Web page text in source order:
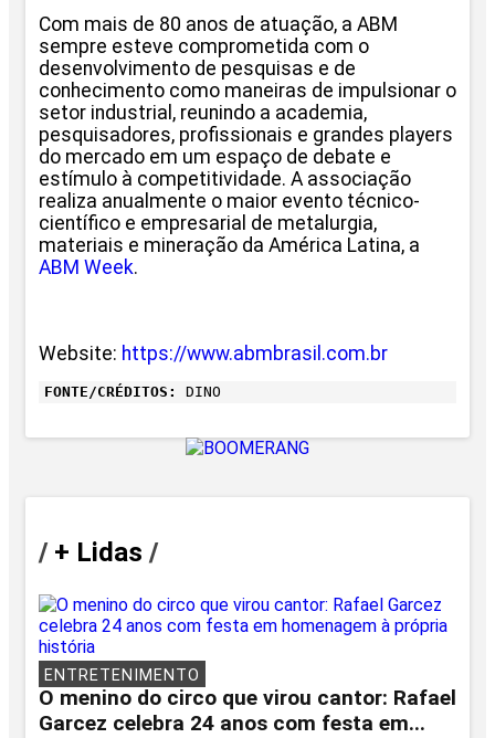
Com mais de 80 anos de atuação, a ABM
sempre esteve comprometida com o
desenvolvimento de pesquisas e de
conhecimento como maneiras de impulsionar o
setor industrial, reunindo a academia,
pesquisadores, profissionais e grandes players
do mercado em um espaço de debate e
estímulo à competitividade. A associação
realiza anualmente o maior evento técnico-
científico e empresarial de metalurgia,
materiais e mineração da América Latina, a
ABM Week.
Website: https://www.abmbrasil.com.br
FONTE/CRÉDITOS: DINO
/+ Lidas /
ENTRETENIMENTO
O menino do circo que virou cantor: Rafael
Garcez celebra 24 anos com festa em...